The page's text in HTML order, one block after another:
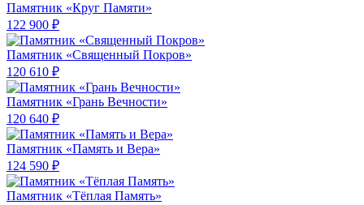
Памятник «Круг Памяти»
122 900 ₽
Памятник «Священный Покров»
120 610 ₽
Памятник «Грань Вечности»
120 640 ₽
Памятник «Память и Вера»
124 590 ₽
Памятник «Тёплая Память»